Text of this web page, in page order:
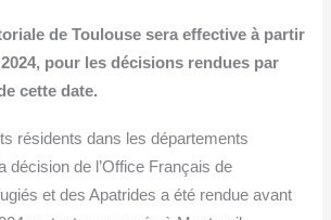
de Toulouse sera effective à partir
pour les décisions rendues par
cette date.
résidents dans les départements
décision de l’Office Français de
et des Apatrides a été rendue avant